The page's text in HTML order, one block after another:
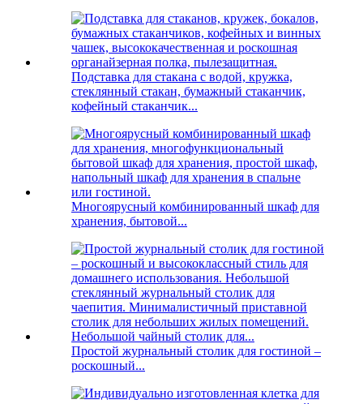
Подставка для стакана с водой, кружка,
стеклянный стакан, бумажный стаканчик,
кофейный стаканчик...
Многоярусный комбинированный шкаф для
хранения, бытовой...
Простой журнальный столик для гостиной –
роскошный...